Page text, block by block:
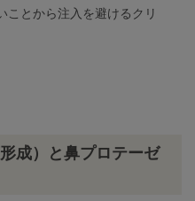
ことから注入を避けるクリ
成）と鼻プロテーゼ